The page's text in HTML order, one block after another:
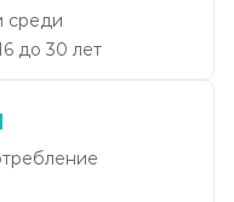
среди
до 30 лет